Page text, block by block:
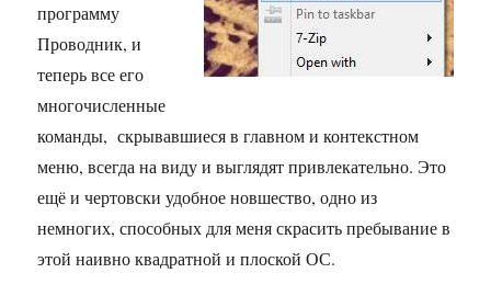
программу
Проводник, и
теперь все его
многочисленные
команды, скрывавшиеся в главном и контекстном
меню, всегда на виду и выглядят привлекательно. Это
ещё и чертовски удобное новшество, одно из
немногих, способных для меня скрасить пребывание в
этой наивно квадратной и плоской ОС.